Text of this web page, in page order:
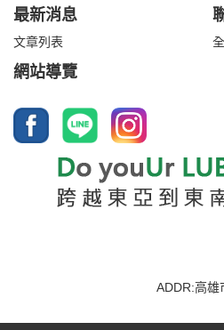
最新消息
文章列表
網站導覽
ADDR:高雄